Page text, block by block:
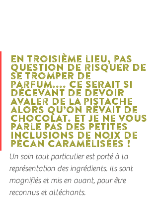
En troisième lieu, pas
question de risquer de
se tromper de
parfum.... ce serait si
décevant de devoir
avaler de la pistache
alors qu’on rêvait de
chocolat. Et je ne vous
parle pas des petites
inclusions de noix de
pécan caramélisées !
Un soin tout particulier est porté à la
représentation des ingrédients. Ils sont
magnifiés et mis en avant, pour être
reconnus et alléchants.